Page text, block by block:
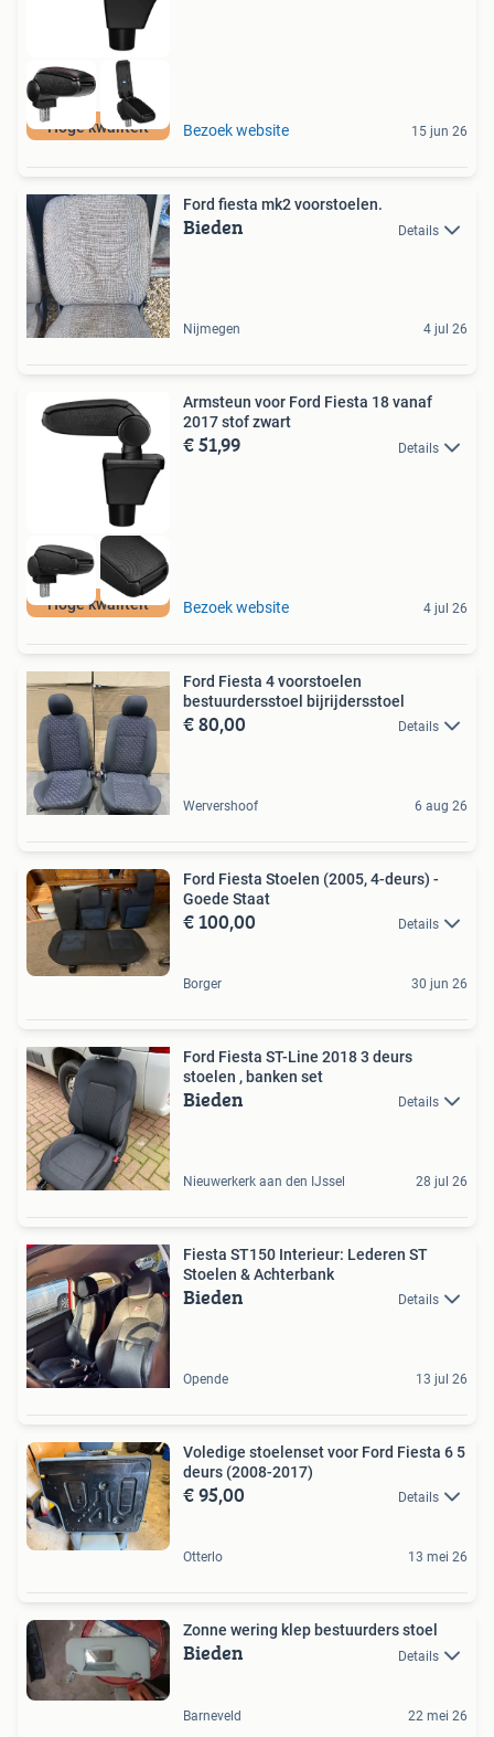
Hoge kwaliteit Bezoek website 15 jun 26
Ford fiesta mk2 voorstoelen.
Bieden Details
Nijmegen 4 jul 26
Hoge kwaliteit
Armsteun voor Ford Fiesta 18 vanaf
2017 stof zwart
€ 51,99 Details
Bezoek website 4 jul 26
Ford Fiesta 4 voorstoelen
bestuurdersstoel bijrijdersstoel
€ 80,00 Details
Wervershoof 6 aug 26
Ford Fiesta Stoelen (2005, 4-deurs) -
Goede Staat
€ 100,00 Details
Borger 30 jun 26
Ford Fiesta ST-Line 2018 3 deurs
stoelen , banken set
Bieden Details
Nieuwerkerk aan den IJssel 28 jul 26
Fiesta ST150 Interieur: Lederen ST
Stoelen & Achterbank
Bieden Details
Opende 13 jul 26
Voledige stoelenset voor Ford Fiesta 6 5
deurs (2008-2017)
€ 95,00 Details
Otterlo 13 mei 26
Zonne wering klep bestuurders stoel
Bieden Details
Barneveld 22 mei 26